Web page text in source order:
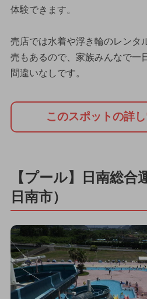
体験できます。
売店では水着や浮き輪のレンタ
売もあるので、家族みんなで一
間違いなしです。
このスポットの詳
【プール】日南総合
日南市）